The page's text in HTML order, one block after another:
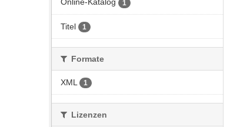
Online-Katalog 1
Titel 1
Formate
XML 1
Lizenzen